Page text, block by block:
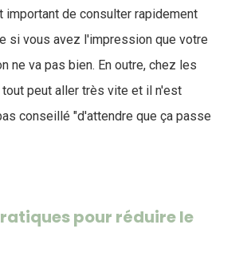
important de consulter rapidement
si vous avez l'impression que votre
ne va pas bien. En outre, chez les
peut aller très vite et il n'est
conseillé "d'attendre que ça passe
pour réduire le